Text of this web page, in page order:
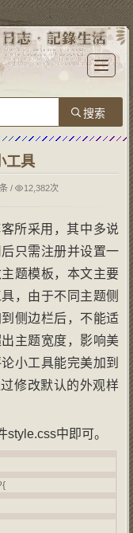
T
o
l
e
n
工具
/ 12,382次
所采用，其中多说
只需注册并设置一
题模板，本文主要
，由于不同主题侧
侧边栏后，不能适
主题宽度，影响美
小工具能完美加到
修改默认的外观样
中即可。